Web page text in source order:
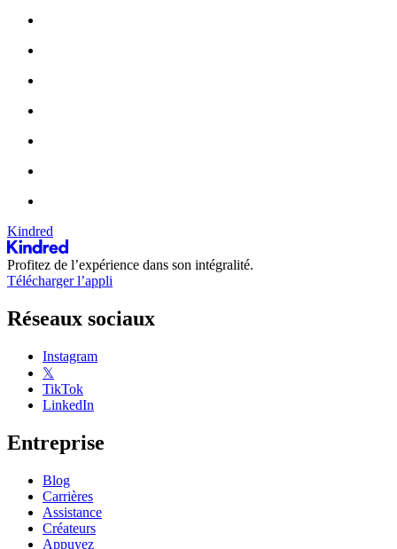
Kindred
Profitez de l’expérience dans son intégralité.
Télécharger l’appli
Réseaux sociaux
Instagram
𝕏
TikTok
LinkedIn
Entreprise
Blog
Carrières
Assistance
Créateurs
Appuyez